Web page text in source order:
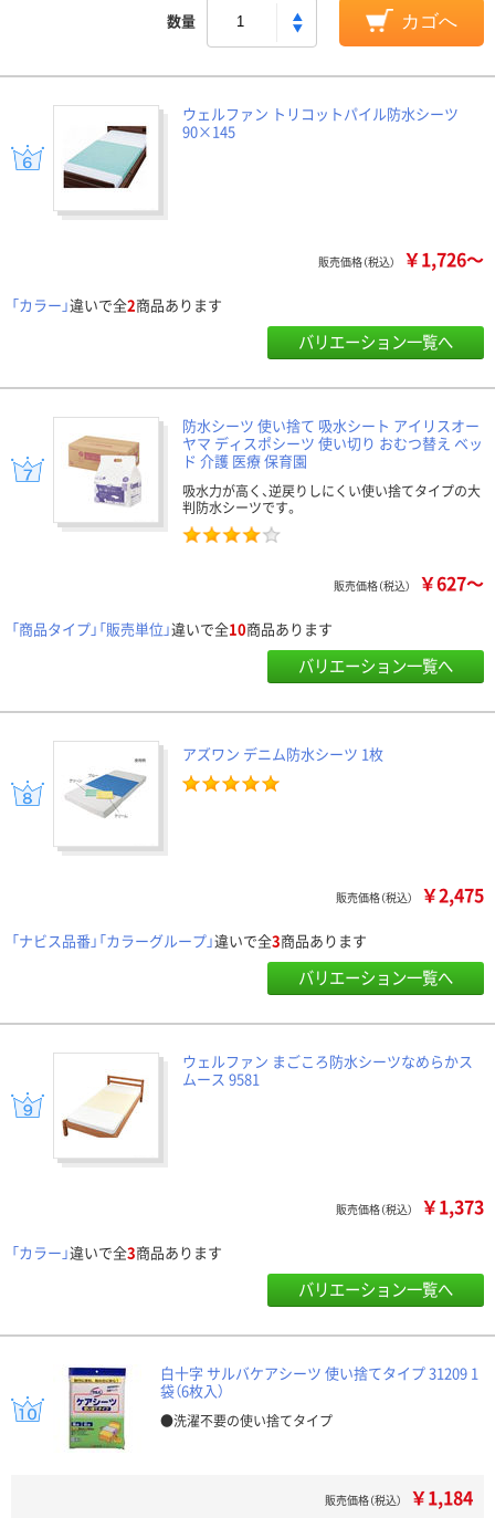
数量 カゴへ
ウェルファン トリコットパイル防水シーツ
90×145
販売価格（税込） ￥1,726～
「カラー」違いで全2商品あります
バリエーション一覧へ
防水シーツ 使い捨て 吸水シート アイリスオー
ヤマ ディスポシーツ 使い切り おむつ替え ベッ
ド 介護 医療 保育園
吸水力が高く、逆戻りしにくい使い捨てタイプの大
判防水シーツです。
販売価格（税込） ￥627～
「商品タイプ」「販売単位」違いで全10商品あります
バリエーション一覧へ
アズワン デニム防水シーツ 1枚
販売価格（税込） ￥2,475
「ナビス品番」「カラーグループ」違いで全3商品あります
バリエーション一覧へ
ウェルファン まごころ防水シーツなめらかス
ムース 9581
販売価格（税込） ￥1,373
「カラー」違いで全3商品あります
バリエーション一覧へ
白十字 サルバケアシーツ 使い捨てタイプ 31209 1
袋（6枚入）
●洗濯不要の使い捨てタイプ
販売価格（税込） ￥1,184